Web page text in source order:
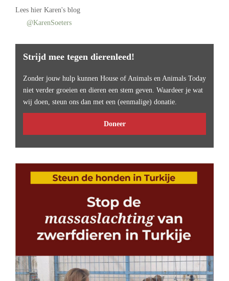
Lees hier Karen's blog
@KarenSoeters
Strijd mee tegen dierenleed!
Zonder jouw hulp kunnen House of Animals en Animals Today
niet verder groeien en dieren een stem geven. Waardeer je wat
wij doen, steun ons dan met een (eenmalige) donatie.
Doneer